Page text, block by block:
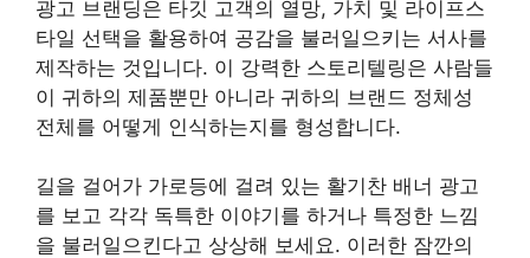
광고 브랜딩은 타깃 고객의 열망, 가치 및 라이프스
타일 선택을 활용하여 공감을 불러일으키는 서사를
제작하는 것입니다. 이 강력한 스토리텔링은 사람들
이 귀하의 제품뿐만 아니라 귀하의 브랜드 정체성
전체를 어떻게 인식하는지를 형성합니다.
길을 걸어가 가로등에 걸려 있는 활기찬 배너 광고
를 보고 각각 독특한 이야기를 하거나 특정한 느낌
을 불러일으킨다고 상상해 보세요. 이러한 잠깐의